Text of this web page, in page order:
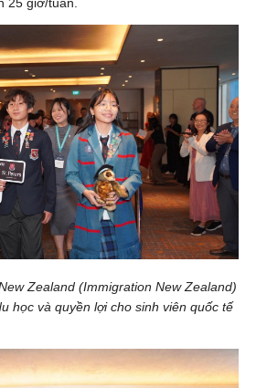
25 giờ/tuần.
Zealand (Immigration New Zealand)
học và quyền lợi cho sinh viên quốc tế